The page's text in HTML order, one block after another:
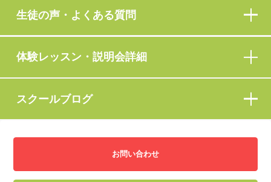
生徒の声・よくある質問
体験レッスン・説明会詳細
スクールブログ
お問い合わせ